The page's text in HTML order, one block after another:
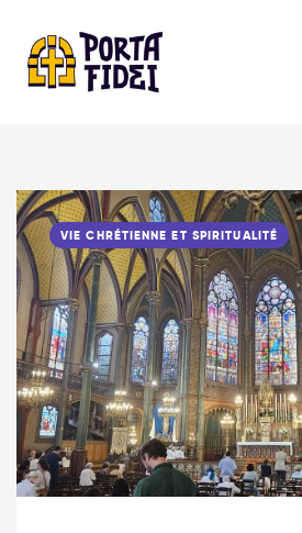
VIE CHRÉTIENNE ET SPIRITUALITÉ